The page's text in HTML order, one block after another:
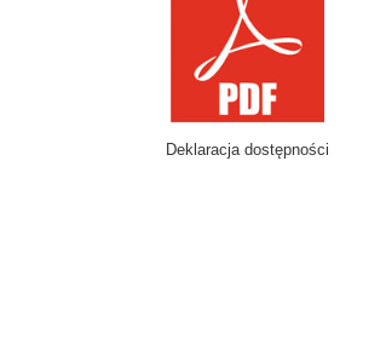
Deklaracja dostępności